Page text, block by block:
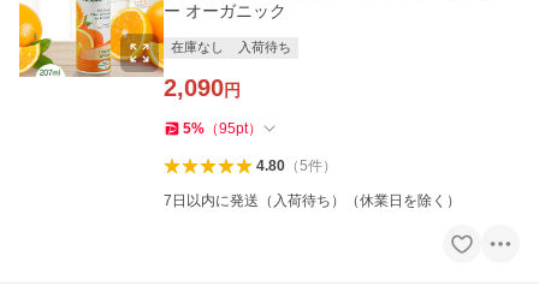
ー オーガニック
在庫なし 入荷待ち
2,090円
5% （95pt）
4.80（5件）
7日以内に発送（入荷待ち）（休業日を除く）